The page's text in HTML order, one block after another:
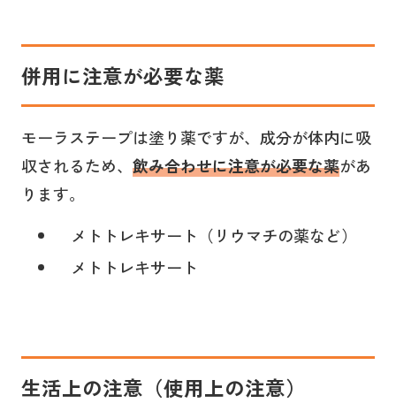
併用に注意が必要な薬
モーラステープは塗り薬ですが、成分が体内に吸
収されるため、 飲み合わせに注意が必要な薬があ
ります。
メトトレキサート（リウマチの薬など）
メトトレキサート
生活上の注意（使用上の注意）